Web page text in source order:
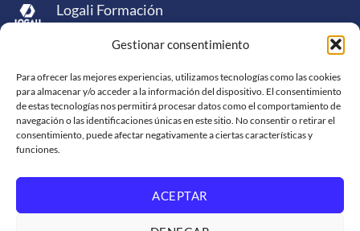
Gestionar consentimiento
Para ofrecer las mejores experiencias, utilizamos tecnologías como las cookies
para almacenar y/o acceder a la información del dispositivo. El consentimiento
de estas tecnologías nos permitirá procesar datos como el comportamiento de
navegación o las identificaciones únicas en este sitio. No consentir o retirar el
consentimiento, puede afectar negativamente a ciertas características y
funciones.
ACEPTAR
Logali Formación
Logali Consultoría
Logali Ingeniería
Express
Skrill